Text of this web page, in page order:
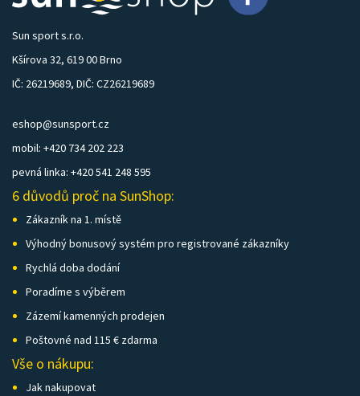
Sun sport s.r.o.
Kšírova 32, 619 00 Brno
IČ: 26219689, DIČ: CZ26219689
eshop@sunsport.cz
mobil: +420 734 202 223
pevná linka: +420 541 248 595
6 důvodů proč na SunShop:
Zákazník na 1. místě
Výhodný bonusový systém pro registrované zákazníky
Rychlá doba dodání
Poradíme s výběrem
Zázemí kamenných prodejen
Poštovné nad 115 € zdarma
Vše o nákupu:
Jak nakupovat